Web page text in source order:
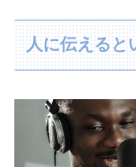
人に伝えると